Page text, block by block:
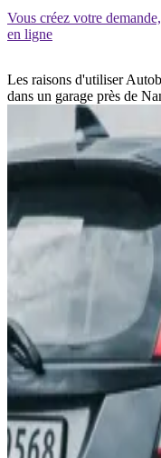
Vous créez votre
en ligne
Les raisons d'utiliser
dans un garage près de